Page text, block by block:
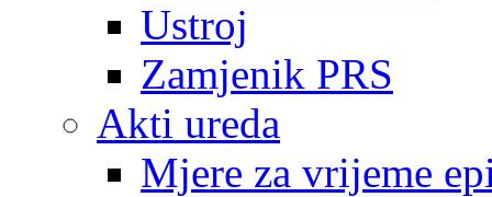
Ustroj
Zamjenik PRS
Akti ureda
Mjere za vrijeme